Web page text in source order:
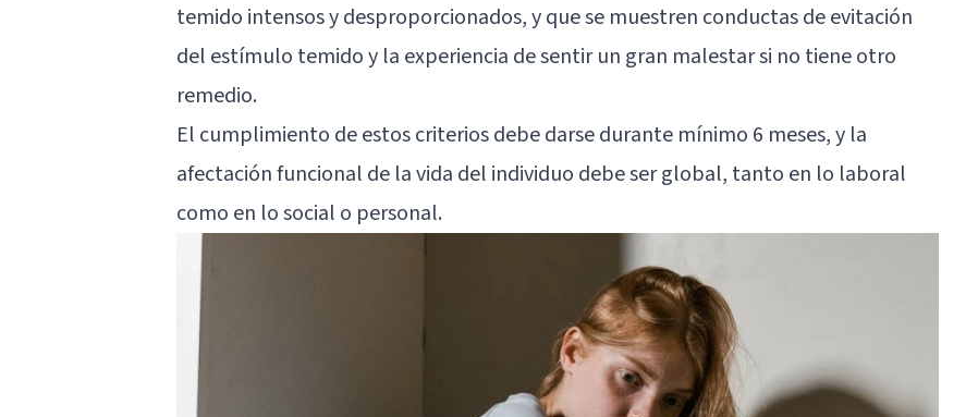
temido intensos y desproporcionados, y que se muestren conductas de evitación
del estímulo temido y la experiencia de sentir un gran malestar si no tiene otro
remedio.
El cumplimiento de estos criterios debe darse durante mínimo 6 meses, y la
afectación funcional de la vida del individuo debe ser global, tanto en lo laboral
como en lo social o personal.